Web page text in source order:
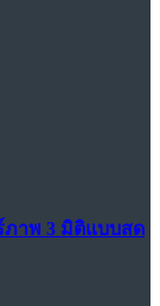
ภาพ 3 มิติแบบสด